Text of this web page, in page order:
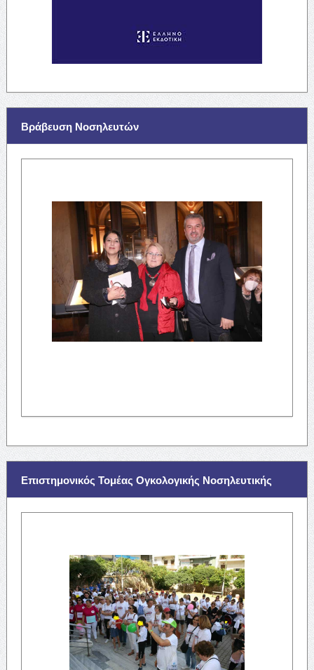
Βράβευση Νοσηλευτών
Επιστημονικός Τομέας Ογκολογικής Νοσηλευτικής